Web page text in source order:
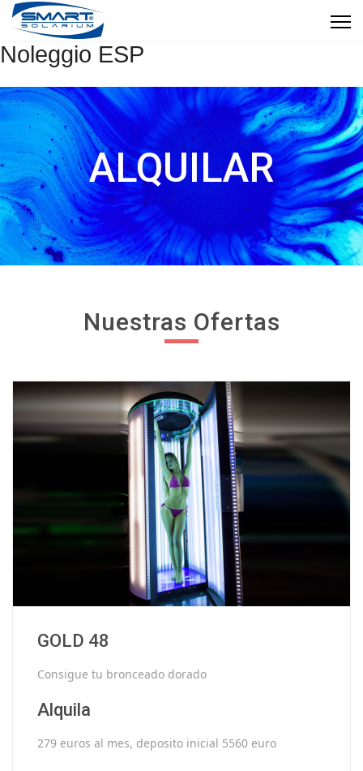
Noleggio ESP
ALQUILAR
Nuestras Ofertas
GOLD 48
Consigue tu bronceado dorado
Alquila
279 euros al mes, deposito inicial 5560 euro